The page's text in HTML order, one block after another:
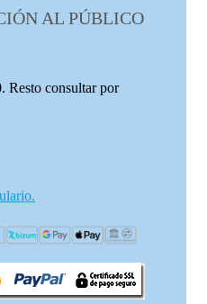
AL PÚBLICO
Resto consultar por